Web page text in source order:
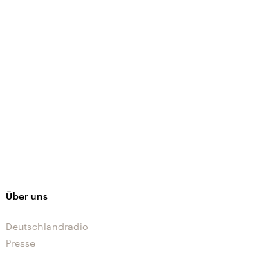
Über uns
Deutschlandradio
Presse